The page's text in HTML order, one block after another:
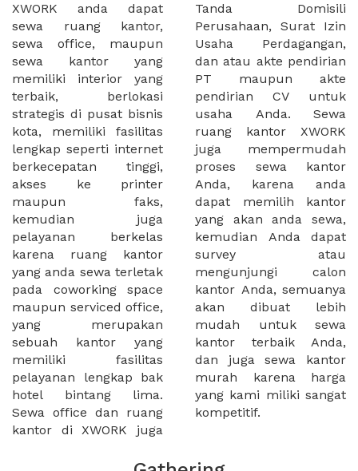
XWORK anda dapat
sewa ruang kantor,
sewa office, maupun
sewa kantor yang
memiliki interior yang
terbaik, berlokasi
strategis di pusat bisnis
kota, memiliki fasilitas
lengkap seperti internet
berkecepatan tinggi,
akses ke printer
maupun faks,
kemudian juga
pelayanan berkelas
karena ruang kantor
yang anda sewa terletak
pada coworking space
maupun serviced office,
yang merupakan
sebuah kantor yang
memiliki fasilitas
pelayanan lengkap bak
hotel bintang lima.
Sewa office dan ruang
kantor di XWORK juga
Tanda Domisili
Perusahaan, Surat Izin
Usaha Perdagangan,
dan atau akte pendirian
PT maupun akte
pendirian CV untuk
usaha Anda. Sewa
ruang kantor XWORK
juga mempermudah
proses sewa kantor
Anda, karena anda
dapat memilih kantor
yang akan anda sewa,
kemudian Anda dapat
survey atau
mengunjungi calon
kantor Anda, semuanya
akan dibuat lebih
mudah untuk sewa
kantor terbaik Anda,
dan juga sewa kantor
murah karena harga
yang kami miliki sangat
kompetitif.